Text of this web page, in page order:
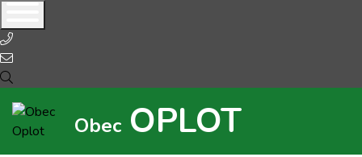
telefon
e-mail
Obec OPLOT